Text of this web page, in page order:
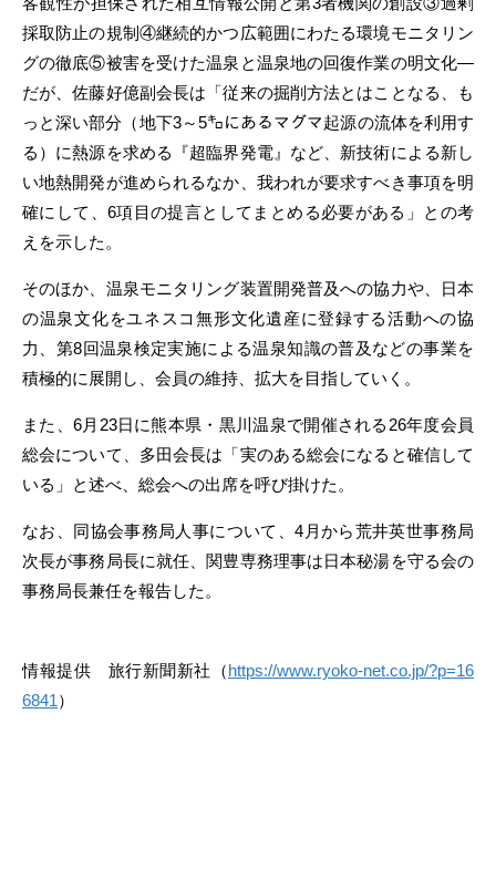
採取防止の規制④継続的かつ広範囲にわたる環境モニタリン
グの徹底⑤被害を受けた温泉と温泉地の回復作業の明文化―
だが、佐藤好億副会長は「従来の掘削方法とはことなる、も
っと深い部分（地下3～5㌔にあるマグマ起源の流体を利用す
る）に熱源を求める『超臨界発電』など、新技術による新し
い地熱開発が進められるなか、我われが要求すべき事項を明
確にして、6項目の提言としてまとめる必要がある」との考
えを示した。
そのほか、温泉モニタリング装置開発普及への協力や、日本
の温泉文化をユネスコ無形文化遺産に登録する活動への協
力、第8回温泉検定実施による温泉知識の普及などの事業を
積極的に展開し、会員の維持、拡大を目指していく。
また、6月23日に熊本県・黒川温泉で開催される26年度会員
総会について、多田会長は「実のある総会になると確信して
いる」と述べ、総会への出席を呼び掛けた。
なお、同協会事務局人事について、4月から荒井英世事務局
次長が事務局長に就任、関豊専務理事は日本秘湯を守る会の
事務局長兼任を報告した。
情報提供 旅行新聞新社（https://www.ryoko-net.co.jp/?p=16
6841）